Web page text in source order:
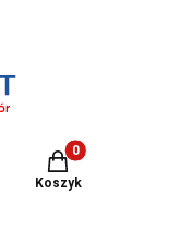
Produkty w
Koszyk